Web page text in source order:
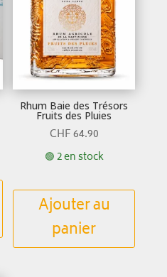
Rhum Baie des Trésors
Fruits des Pluies
CHF64.90
🟢 2 en stock
Ajouter au
panier